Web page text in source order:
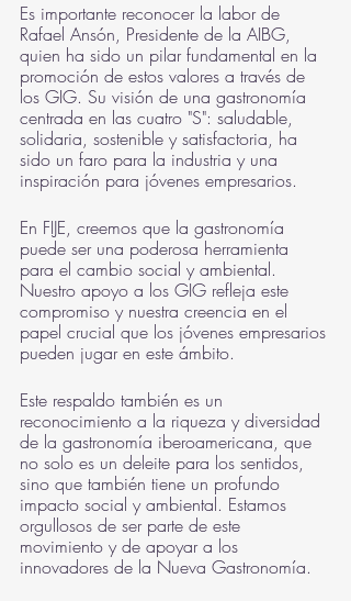
Es importante reconocer la labor de
Rafael Ansón, Presidente de la AIBG,
quien ha sido un pilar fundamental en la
promoción de estos valores a través de
los GIG. Su visión de una gastronomía
centrada en las cuatro "S": saludable,
solidaria, sostenible y satisfactoria, ha
sido un faro para la industria y una
inspiración para jóvenes empresarios.
En FIJE, creemos que la gastronomía
puede ser una poderosa herramienta
para el cambio social y ambiental.
Nuestro apoyo a los GIG refleja este
compromiso y nuestra creencia en el
papel crucial que los jóvenes empresarios
pueden jugar en este ámbito.
Este respaldo también es un
reconocimiento a la riqueza y diversidad
de la gastronomía iberoamericana, que
no solo es un deleite para los sentidos,
sino que también tiene un profundo
impacto social y ambiental. Estamos
orgullosos de ser parte de este
movimiento y de apoyar a los
innovadores de la Nueva Gastronomía.